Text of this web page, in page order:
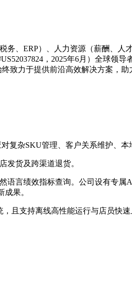
、ERP）、人力资源（薪酬、人
，2025年6月）全球领
致力于提供前沿高效解决方案，助
杂SKU管理、客户关系维护、
发货及跨渠道退货。
言绩效指标查询。公司设有专属
果。
，且支持离线高性能运行与店员